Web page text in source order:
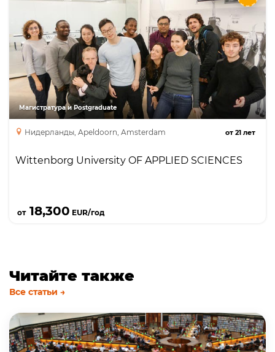
Магистратура и Postgraduate
от 21 лет
Нидерланды, Apeldoorn, Amsterdam
Wittenborg University OF APPLIED SCIENCES
от18,300 EUR/год
Описание
Курсы
Языки
Направления
Частный университет прикладных наук с
государственной аккредитацией, программы
магистратуры и MBA исключительно в сфере
бизнеса и гостиничного дела на английском
языке; тесные связи с бизнес индустрией,
отличная статистика по трудоустройству
выпускников.
Читайте также
Все статьи →